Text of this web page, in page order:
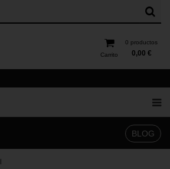
0 productos
0,00 €
Carrito
BLOG